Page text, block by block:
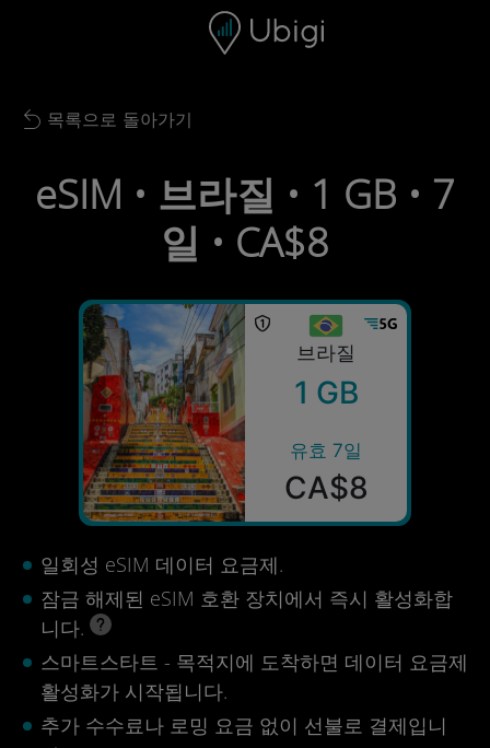
내비게이션 바 하단
Back to list
목록으로 돌아가기
eSIM • 브라질 • 1 GB • 7
일 • CA$8
브라질
1 GB
유효 7일
CA$8
일회성 eSIM 데이터 요금제.
잠금 해제된 eSIM 호환 장치에서 즉시 활성화합
니다.
스마트스타트 - 목적지에 도착하면 데이터 요금제
활성화가 시작됩니다.
추가 수수료나 로밍 요금 없이 선불로 결제입니